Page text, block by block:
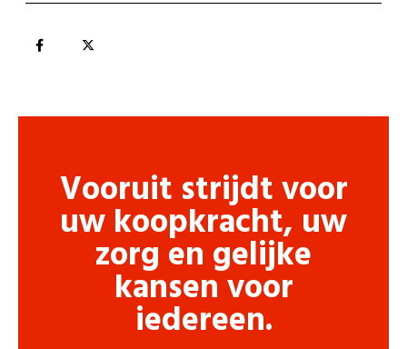
Vooruit strijdt voor
uw koopkracht, uw
zorg en gelijke
kansen voor
iedereen.